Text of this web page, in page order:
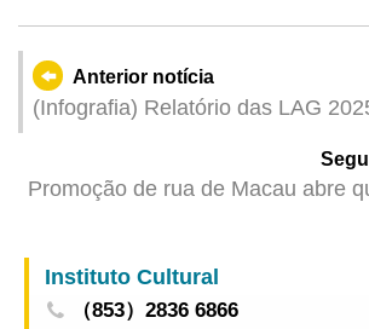
Anterior notícia
(Infografia) Relatório das LAG
Promoção de rua de Macau abre
multidimensional para atrair
internacionais
Instituto Cultural
（853）2836 6866